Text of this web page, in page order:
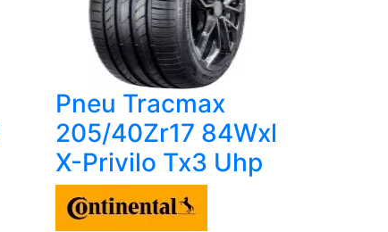
Pneu Tracmax
205/40Zr17 84Wxl
X-Privilo Tx3 Uhp